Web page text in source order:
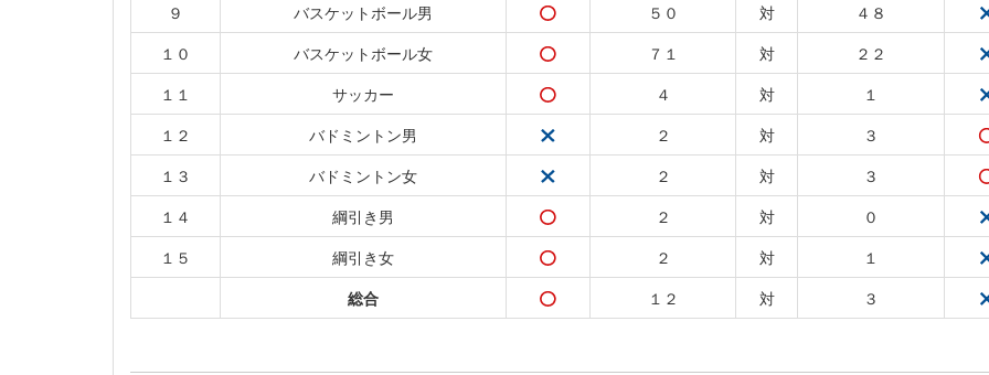
９
バスケットボール男 ５０ 対
４８
１０
バスケットボール女 ７１ 対
２２
１１
サッカー ４ 対
１
１２
バドミントン男 ２ 対
３
１３
バドミントン女 ２ 対
３
１４
綱引き男 ２ 対
０
１５
綱引き女 ２ 対
１
総合
１２ 対 ３